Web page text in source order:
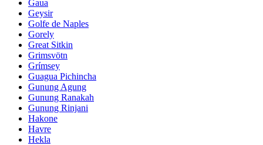
Gaua
Geysir
Golfe de Naples
Gorely
Great Sitkin
Grimsvötn
Grímsey
Guagua Pichincha
Gunung Agung
Gunung Ranakah
Gunung Rinjani
Hakone
Havre
Hekla